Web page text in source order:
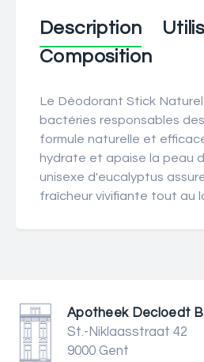
Description
Composition
Le Déodorant Stick
bactéries responsables
formule naturelle et
hydrate et apaise la peau
unisexe d'eucalyptus
fraîcheur vivifiante tout au
Apotheek Decloedt
St.-Niklaasstraat 42
9000 Gent